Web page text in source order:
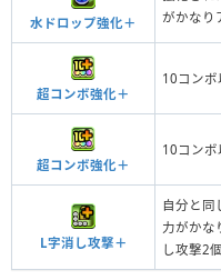
水ドロップ強化＋
がかなり
超コンボ強化＋
10コン
超コンボ強化＋
10コン
L字消し攻撃＋
自分と同
力がかな
し攻撃2